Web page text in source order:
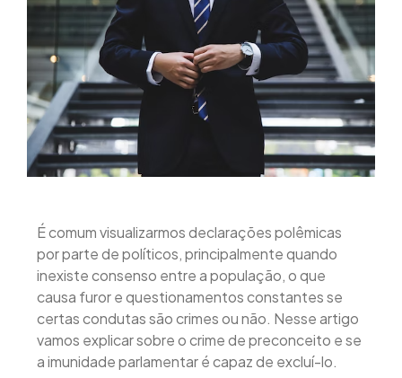
É comum visualizarmos declarações polêmicas
por parte de políticos, principalmente quando
inexiste consenso entre a população, o que
causa furor e questionamentos constantes se
certas condutas são crimes ou não. Nesse artigo
vamos explicar sobre o crime de preconceito e se
a imunidade parlamentar é capaz de excluí-lo.